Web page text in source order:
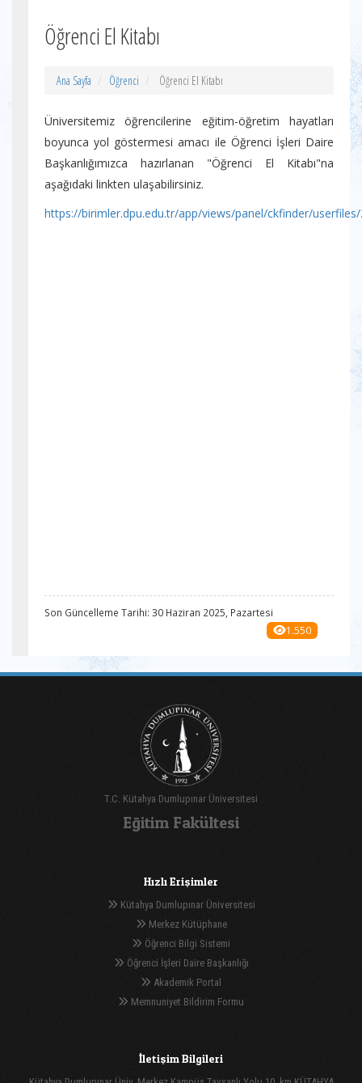
Öğrenci El Kitabı
Ana Sayfa Öğrenci Öğrenci El Kitabı
Üniversitemiz öğrencilerine eğitim-öğretim hayatları
boyunca yol göstermesi amacı ile Öğrenci İşleri Daire
Başkanlığımızca hazırlanan "Öğrenci El Kitabı"na
aşağıdaki linkten ulaşabilirsiniz.
https://birimler.dpu.edu.tr/app/views/panel/ckfinder/userfiles/
Son Güncelleme Tarihi: 30 Haziran 2025, Pazartesi
1.550
T.C. Kütahya Dumlupınar Üniversitesi
Eğitim Fakültesi
Hızlı Erişimler
Kütahya Dumlupınar Üniversitesi
Merkez Kütüphane
Öğrenci Bilgi Sistemi
Öğrenci İşleri Daire Başkanlığı
Akademik Portal
Memnuniyet Bildirim Formu
İletişim Bilgileri